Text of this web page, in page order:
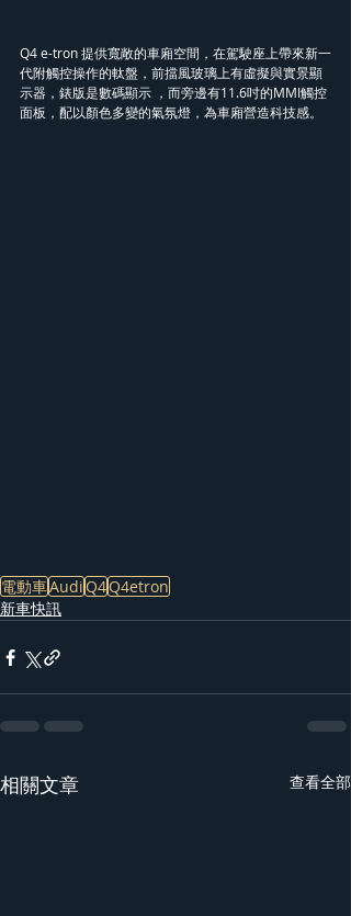
Q4 e-tron 提供寬敞的車廂空間，在駕駛座上帶來新一
代附觸控操作的軚盤，前擋風玻璃上有虛擬與實景顯
示器，錶版是數碼顯示 ，而旁邊有11.6吋的MMI觸控
面板，配以顏色多變的氣氛燈，為車廂營造科技感。
電動車Audi Q4Q4etron
新車快訊
相關文章 查看全部